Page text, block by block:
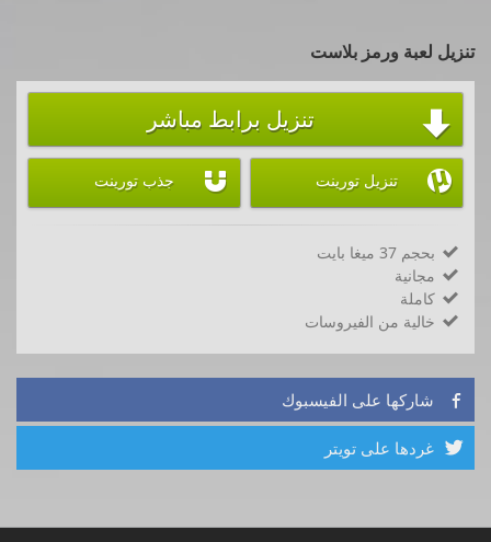
تنزيل لعبة ورمز بلاست
 تنزيل برابط مباشر
 تنزيل تورينت  جذب تورينت
 بحجم 37 ميغا بايت
 مجانية
 كاملة
 خالية من الفيروسات
 شاركها على الفيسبوك
 غردها على تويتر